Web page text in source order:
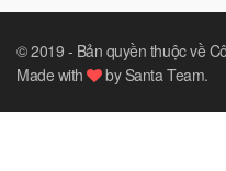
© 2019 - Bản quyền thuộc về
Made with
by Santa Team.